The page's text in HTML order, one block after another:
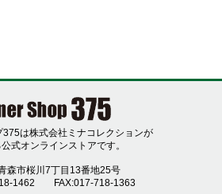
375は株式会社ミナコレクションが
式オンラインストアです。
森市桜川7丁目13番地25号
1462 FAX:017-718-1363